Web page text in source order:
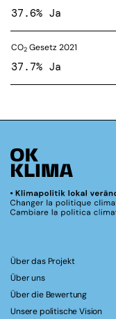
37.6% Ja
CO2 Gesetz 2021
37.7% Ja
Über das Projekt
Über uns
Über die Bewertung
Unsere politische Vision